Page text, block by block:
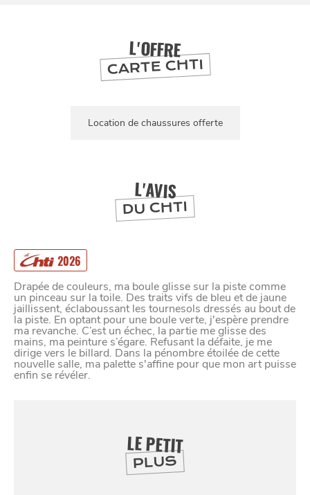
L'AVIS
DU CHTI
2026
Drapée de couleurs, ma boule glisse sur la piste comme
un pinceau sur la toile. Des traits vifs de bleu et de jaune
jaillissent, éclaboussant les tournesols dressés au bout de
la piste. En optant pour une boule verte, j'espère prendre
ma revanche. C’est un échec, la partie me glisse des
mains, ma peinture s’égare. Refusant la défaite, je me
dirige vers le billard. Dans la pénombre étoilée de cette
nouvelle salle, ma palette s'affine pour que mon art puisse
enfin se révéler.
LE PETIT
PLUS
L'OFFRE
CARTE CHTI
Location de chaussures offerte